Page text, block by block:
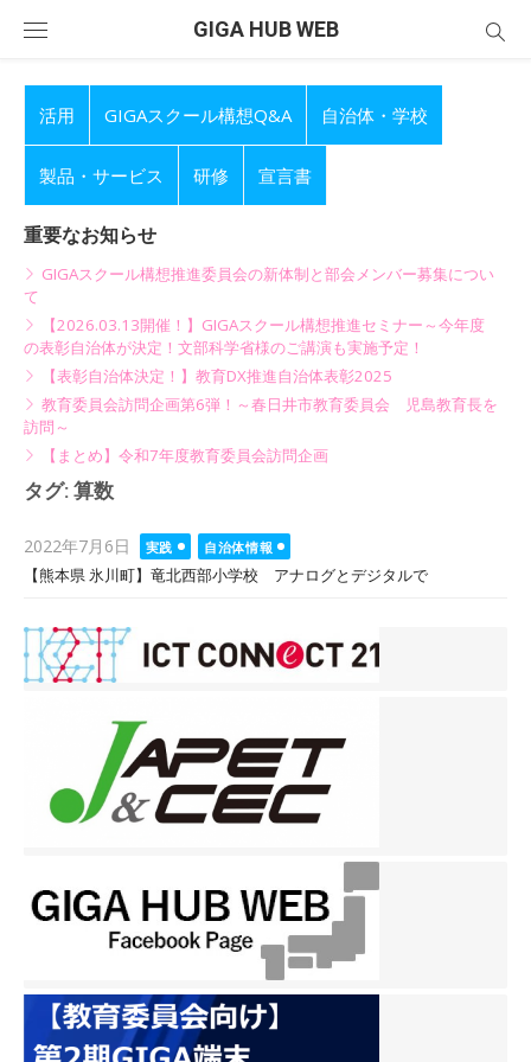
GIGA HUB WEB
活用 GIGAスクール構想Q&A 自治体・学校
製品・サービス 研修 宣言書
重要なお知らせ
GIGAスクール構想推進委員会の新体制と部会メンバー募集につい
て
【2026.03.13開催！】GIGAスクール構想推進セミナー～今年度
の表彰自治体が決定！文部科学省様のご講演も実施予定！
【表彰自治体決定！】教育DX推進自治体表彰2025
教育委員会訪問企画第6弾！～春日井市教育委員会 児島教育長を
訪問～
【まとめ】令和7年度教育委員会訪問企画
タグ: 算数
Posted
on
2022年7月6日 実践
自治体情報
【熊本県 氷川町】竜北西部小学校 アナログとデジタルで